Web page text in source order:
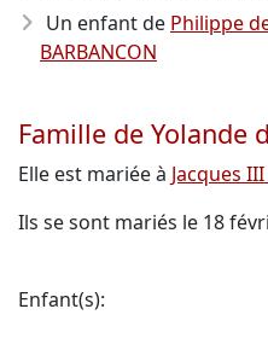
Un enfant de Philippe
BARBANCON
Famille de Yolande
Elle est mariée à Jacques
Ils se sont mariés le 18
Enfant(s):